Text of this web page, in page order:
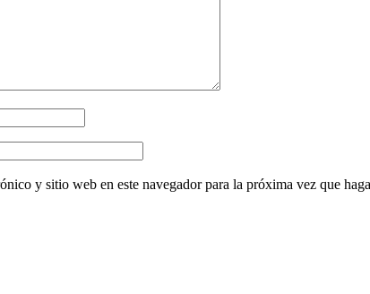
y sitio web en este navegador para la próxima vez que